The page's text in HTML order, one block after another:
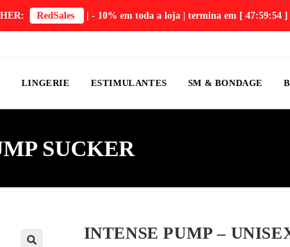
RedSales | - 10% em toda a loja | termina em [ 47:59:54 ]
LINGERIE ESTIMULANTES SM & BONDAGE
SUCKER
INTENSE PUMP –